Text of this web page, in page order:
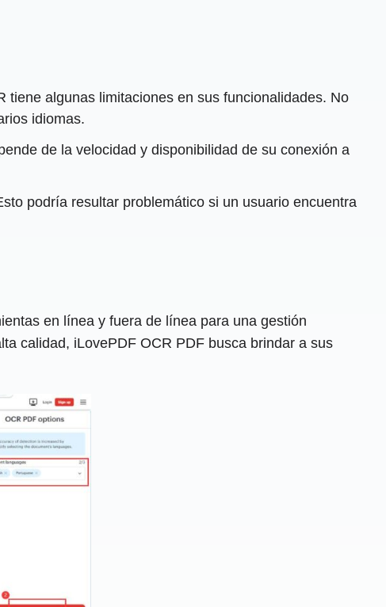
tiene algunas limitaciones en sus funcionalidades. No
idiomas.
de la velocidad y disponibilidad de su conexión a
podría resultar problemático si un usuario encuentra
en línea y fuera de línea para una gestión
calidad, iLovePDF OCR PDF busca brindar a sus